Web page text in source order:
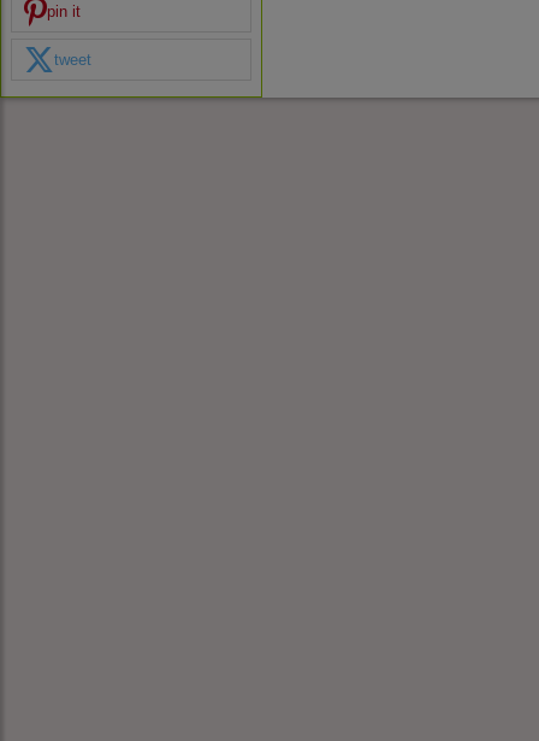
pin it
tweet